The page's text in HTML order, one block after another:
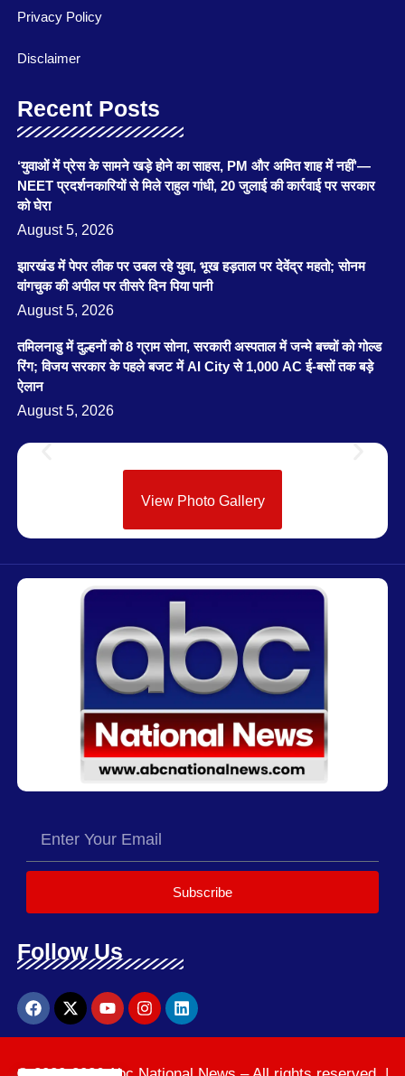
Privacy Policy
Disclaimer
Recent Posts
‘युवाओं में प्रेस के सामने खड़े होने का साहस, PM और अमित शाह में नहीं’—
NEET प्रदर्शनकारियों से मिले राहुल गांधी, 20 जुलाई की कार्रवाई पर सरकार
को घेरा
August 5, 2026
झारखंड में पेपर लीक पर उबल रहे युवा, भूख हड़ताल पर देवेंद्र महतो; सोनम
वांगचुक की अपील पर तीसरे दिन पिया पानी
August 5, 2026
तमिलनाडु में दुल्हनों को 8 ग्राम सोना, सरकारी अस्पताल में जन्मे बच्चों को गोल्ड
रिंग; विजय सरकार के पहले बजट में AI City से 1,000 AC ई-बसों तक बड़े
ऐलान
August 5, 2026
View Photo Gallery
Subscribe
Follow Us